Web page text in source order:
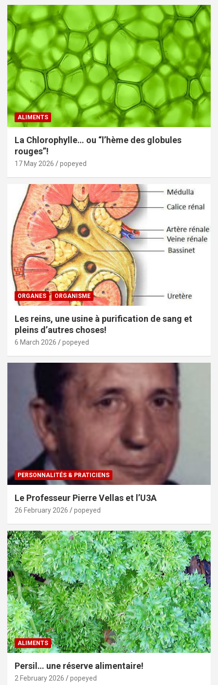
ALIMENTS
La Chlorophylle… ou “l’hème des globules
rouges”!
17 May 2026 popeyed
ORGANES ORGANISME
Les reins, une usine à purification de sang et
pleins d’autres choses!
6 March 2026 popeyed
PERSONNALITÉS & PRATICIENS
Le Professeur Pierre Vellas et l’U3A
26 February 2026 popeyed
ALIMENTS
Persil… une réserve alimentaire!
2 February 2026 popeyed